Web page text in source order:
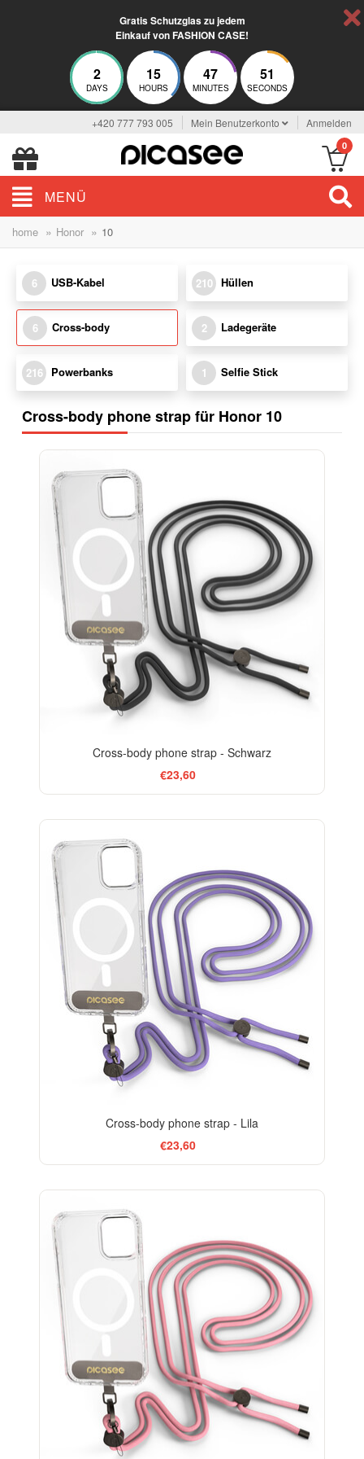
Gratis Schutzglas zu jedem
Einkauf von FASHION CASE!
2
DAYS
15
HOURS
47
MINUTES
50
SECONDS
+420 777 793 005 Mein Benutzerkonto Anmelden
0
MENÜ
home » Honor » 10
6 USB-Kabel 210 Hüllen
6 Cross-body 2 Ladegeräte
216 Powerbanks 1 Selfie Stick
Cross-body phone strap für Honor 10
Cross-body phone strap - Schwarz
€23,60
Cross-body phone strap - Lila
€23,60